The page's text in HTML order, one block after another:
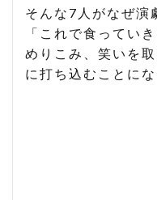
そんな7人がなぜ演
「これで食ってい
めりこみ、笑いを
に打ち込むことに